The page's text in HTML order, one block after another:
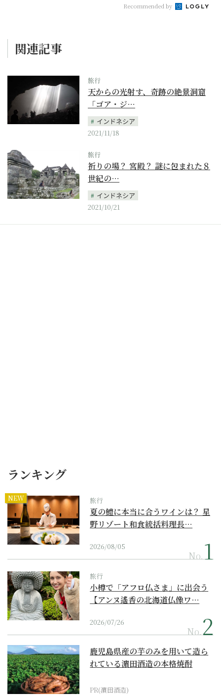
Recommended by
関連記事
旅行
天からの光射す、奇跡の絶景洞窟
「ゴア・ジ…
インドネシア
2021/11/18
旅行
祈りの場？ 宮殿？ 謎に包まれた８
世紀の…
インドネシア
2021/10/21
ランキング
NEW 旅行
夏の鱧に本当に合うワインは？ 星
野リゾート和食統括料理長…
2026/08/05
No.
旅行
小樽で「アフロ仏さま」に出会う
【アンヌ遙香の北海道仏像ワ…
2026/07/26
No.
鹿児島県産の芋のみを用いて造ら
れている濵田酒造の本格焼酎
PR(濵田酒造)